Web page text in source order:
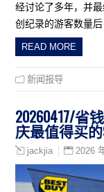
经讨论了多年，并
创纪录的游客数量
READ MORE
新闻报导
20260417/省
庆最值得买
jackjia 2026